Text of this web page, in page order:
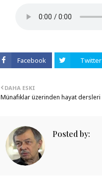
Facebook Twitter
DAHA ESKI
Münafıklar üzerinden hayat dersleri
Posted by: